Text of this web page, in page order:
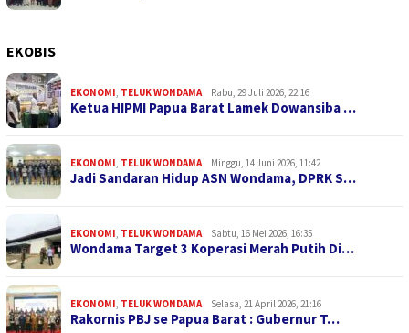
EKOBIS
EKONOMI, TELUK WONDAMA Rabu, 29 Juli 2026, 22:16
Ketua HIPMI Papua Barat Lamek Dowansiba …
EKONOMI, TELUK WONDAMA Minggu, 14 Juni 2026, 11:42
Jadi Sandaran Hidup ASN Wondama, DPRK S…
EKONOMI, TELUK WONDAMA Sabtu, 16 Mei 2026, 16:35
Wondama Target 3 Koperasi Merah Putih Di…
EKONOMI, TELUK WONDAMA Selasa, 21 April 2026, 21:16
Rakornis PBJ se Papua Barat : Gubernur T…